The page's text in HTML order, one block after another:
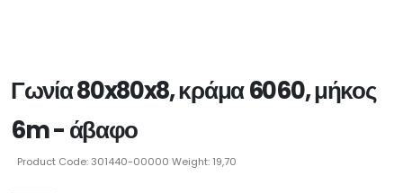
Γωνία 80x80x8, κράμα 6060, μήκος
6m - άβαφο
Product Code: 301440-00000 Weight: 19,70